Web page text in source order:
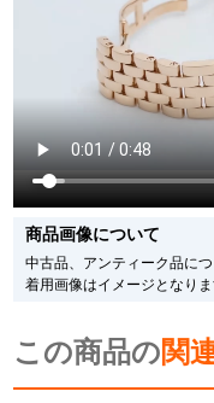
商品画像について
中古品、アンティーク品に
着用画像はイメージとなり
この商品の関
※シリアルナンバーや限定番
の掲載を控えております。
またお電話でお問い合わせ頂
※当店では店頭販売も行って
間差で在庫切れになる場合が
予めご了承くださいませ。
メールにてお問い合わせいた
※アンティーク品やユーズド
※表示の定価は、入荷時の価
現在の定価と異なる場合がご